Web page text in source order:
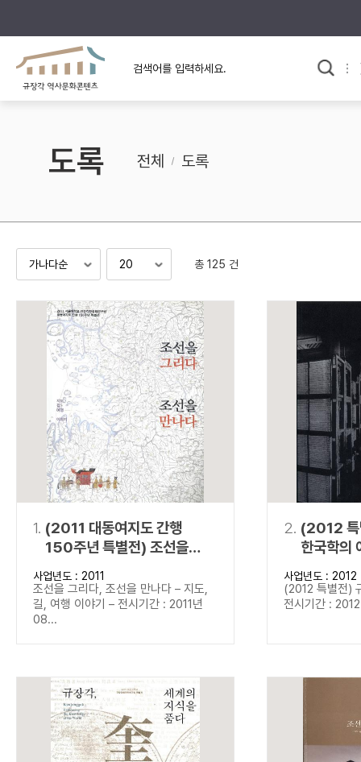
규장각의 어제와 오늘
규장각 소개영상
사료와 문학으로 본
고대
조선 후기
검색 연산자 사용안내
연산자
AND 정조 AND 정약용
“정조”와 “정약
색
OR 정조 OR 정약용 “정조” 또는 “
NOT 정조 NOT 정약용
“정조”가 나온
료를 검색
동시에 여러 개의 연산자를 사용할 수 있습니다.
도록 전체 도록
총 125 건
1. (2011 대동여지도 간행
150주년 특별전) 조선을
그리다, 조선을 만나다
사업년도 : 2011
조선을 그리다, 조선을 만나다 – 지도,
길, 여행 이야기 – 전시기간 : 2011년
08...
2. (2012 특
한국학의
사업년도 : 2012
(2012 특별전)
전시기간 :